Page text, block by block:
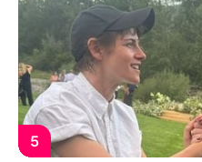
5